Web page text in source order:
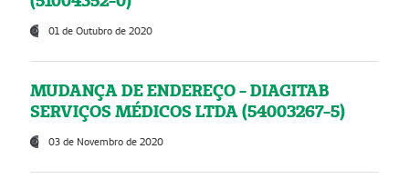
01 de Outubro de 2020
MUDANÇA DE ENDEREÇO - DIAGITAB
SERVIÇOS MÉDICOS LTDA (54003267-5)
03 de Novembro de 2020